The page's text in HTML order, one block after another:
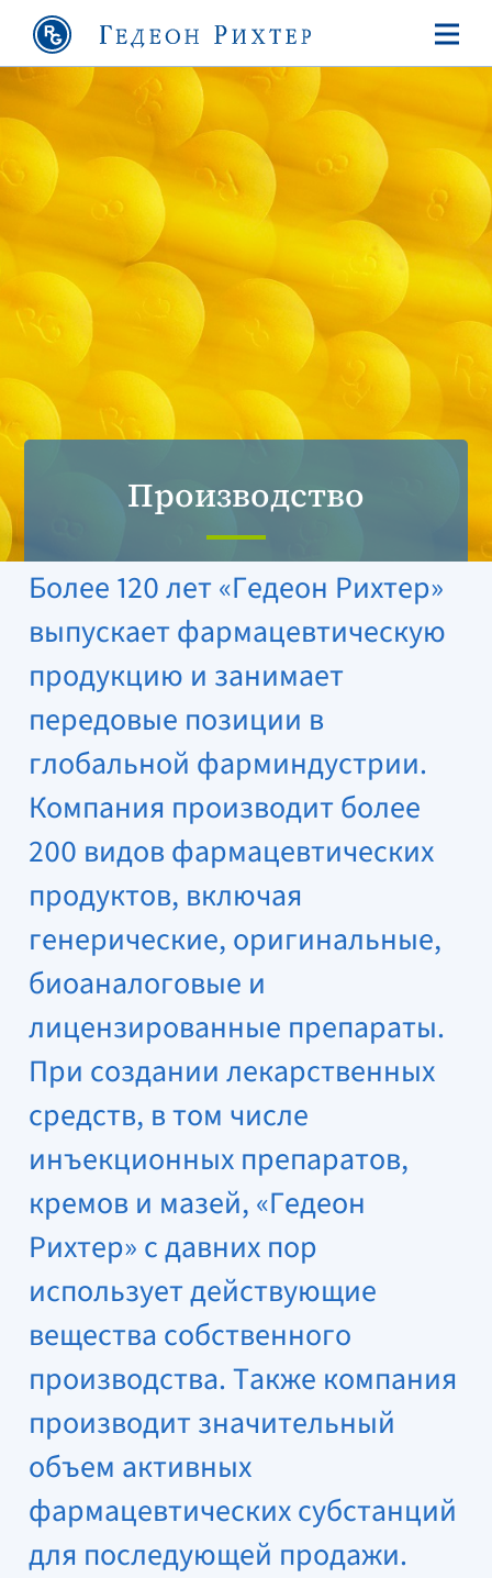
Производство
Более 120 лет «Гедеон Рихтер»
выпускает фармацевтическую
продукцию и занимает
передовые позиции в
глобальной фарминдустрии.
Компания производит более
200 видов фармацевтических
продуктов, включая
генерические, оригинальные,
биоаналоговые и
лицензированные препараты.
При создании лекарственных
средств, в том числе
инъекционных препаратов,
кремов и мазей, «Гедеон
Рихтер» с давних пор
использует действующие
вещества собственного
производства. Также компания
производит значительный
объем активных
фармацевтических субстанций
для последующей продажи.